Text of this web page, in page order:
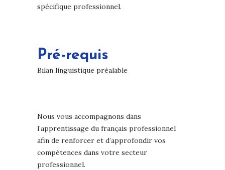
spécifique professionnel.
Pré-requis
Bilan linguistique préalable
Nous vous accompagnons dans
l’apprentissage du français professionnel
afin de renforcer et d’approfondir vos
compétences dans votre secteur
professionnel.